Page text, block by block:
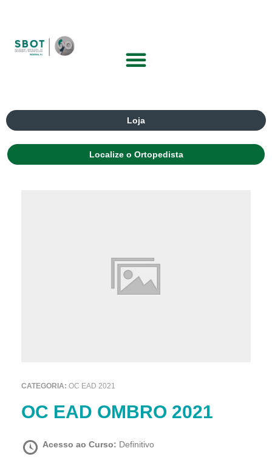
Loja
Localize o Ortopedista
CATEGORIA: OC EAD 2021
OC EAD OMBRO 2021
Acesso ao Curso: Definitivo